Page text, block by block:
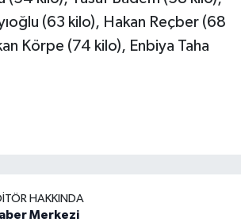
(63 kilo), Hakan Reçber (68
Körpe (74 kilo), Enbiya Taha
HAKKINDA
Merkezi